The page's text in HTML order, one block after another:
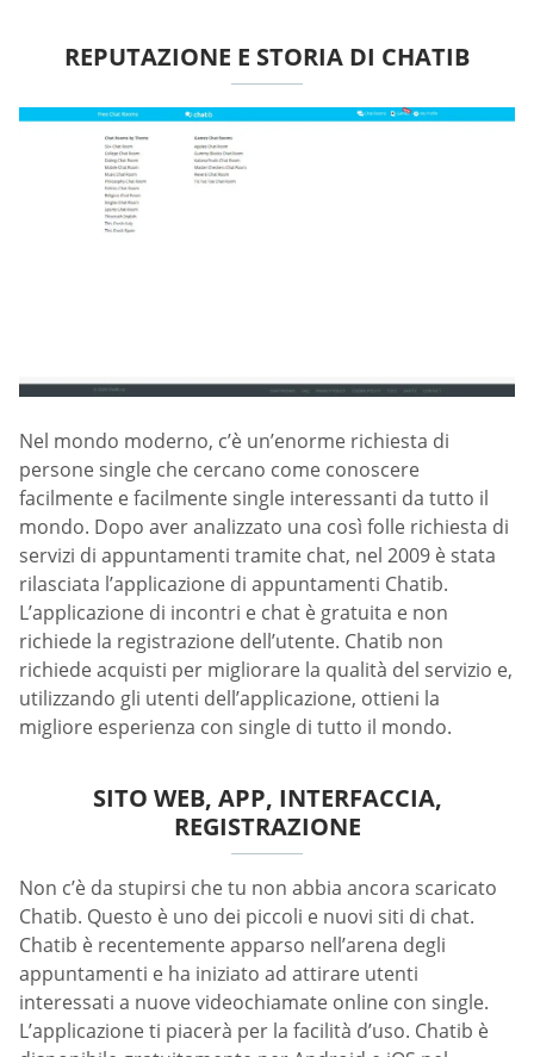
REPUTAZIONE E STORIA DI CHATIB
Nel mondo moderno, c’è un’enorme richiesta di
persone single che cercano come conoscere
facilmente e facilmente single interessanti da tutto il
mondo. Dopo aver analizzato una così folle richiesta di
servizi di appuntamenti tramite chat, nel 2009 è stata
rilasciata l’applicazione di appuntamenti Chatib.
L’applicazione di incontri e chat è gratuita e non
richiede la registrazione dell’utente. Chatib non
richiede acquisti per migliorare la qualità del servizio e,
utilizzando gli utenti dell’applicazione, ottieni la
migliore esperienza con single di tutto il mondo.
SITO WEB, APP, INTERFACCIA,
REGISTRAZIONE
Non c’è da stupirsi che tu non abbia ancora scaricato
Chatib. Questo è uno dei piccoli e nuovi siti di chat.
Chatib è recentemente apparso nell’arena degli
appuntamenti e ha iniziato ad attirare utenti
interessati a nuove videochiamate online con single.
L’applicazione ti piacerà per la facilità d’uso. Chatib è